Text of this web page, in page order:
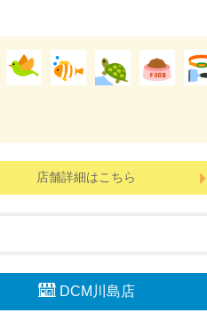
店舗詳細はこちら
DCM川島店